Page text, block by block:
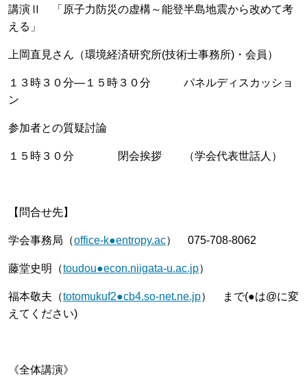
講演Ⅱ 「原子力防災の虚構～能登半島地震から改めて考
える」
上岡直見さん（環境経済研究所(技術士事務所)・会員）
１３時３０分―１５時３０分 パネルディスカッショ
ン
参加者との質疑討論
１５時３０分 閉会挨拶 （学会代表世話人）
【問合せ先】
学会事務局（office-k●entropy.ac） 075-708-8062
藤堂史明（toudou●econ.niigata-u.ac.jp）
福本敬夫（totomukuf2●cb4.so-net.ne.jp） まで(●は@に変
えてください)
《全体講演》